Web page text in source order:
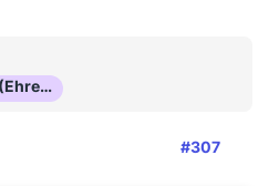
Finanzgenie (Ehrenmitglied)
#307